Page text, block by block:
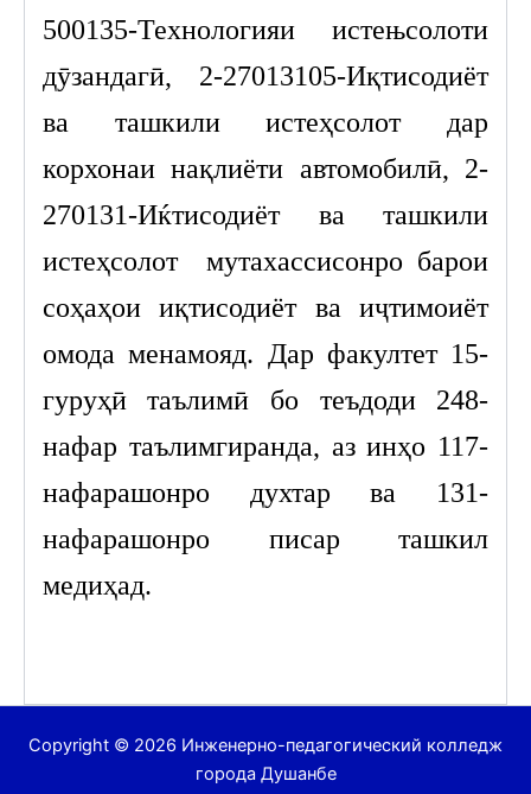
500135-Технологияи истењсолоти
дӯзандагӣ, 2-27013105-Иқтисодиёт
ва ташкили истеҳсолот дар
корхонаи нақлиёти автомобилӣ, 2-
270131-Иќтисодиёт ва ташкили
истеҳсолот мутахассисонро барои
соҳаҳои иқтисодиёт ва иҷтимоиёт
омода менамояд. Дар факултет 15-
гуруҳӣ таълимӣ бо теъдоди 248-
нафар таълимгиранда, аз инҳо 117-
нафарашонро духтар ва 131-
нафарашонро писар ташкил
медиҳад.
Copyright © 2026 Инженерно-педагогический колледж
города Душанбе